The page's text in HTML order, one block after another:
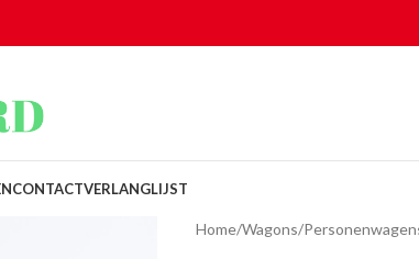
CONTACTVERLANGLIJST
Home/Wagons/